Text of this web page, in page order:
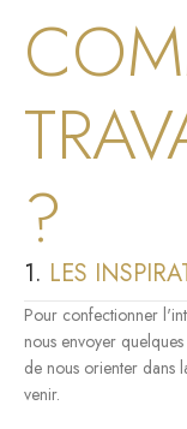
?
1. LES
Pour confectionner
nous envoyer
de nous orienter dans
venir.